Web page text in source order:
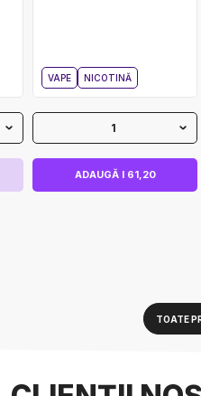
VAPE NICOTINĂ
1
ADAUGĂ I 61,20
TOATE